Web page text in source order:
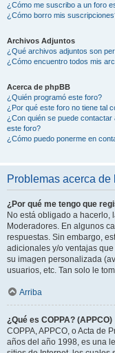
¿Cómo me suscribo a un foro
¿Cómo borro mis
Archivos Adjuntos
¿Qué archivos adjuntos son
¿Cómo encuentro todos mis
Acerca de phpBB
¿Quién programó este foro?
¿Por qué este foro no tiene tal
¿Con quién se puede
este foro?
¿Cómo puedo ponerme en
Problemas acerca
¿Por qué me tengo que
No está obligado a hacerlo,
Moderadores. En algunos
respuestas. Sin embargo,
adicionales y/o ventajas
su imagen personalizada
usuarios, etc. Tan solo le
Arriba
¿Qué es COPPA? (APPCO)
COPPA, APPCO, o Acta de
años del año 1998, es una